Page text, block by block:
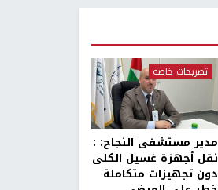
تصريحات خاصة
مدير مستشفى النجاح: :
نقل أجهزة غسيل الكلى
دون تجهيزات متكاملة